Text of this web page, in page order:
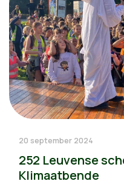
20 september 2024
252 Leuvense
Klimaatbende